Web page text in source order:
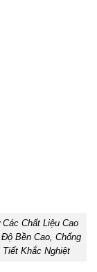
Chất Liệu Cao
Bền Cao, Chống
Khắc Nghiệt